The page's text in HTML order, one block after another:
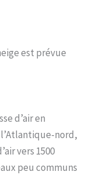
est prévue
d’air en
nord,
vers 1500
peu communs